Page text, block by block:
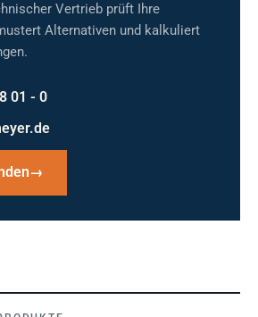
Vertrieb prüft Ihre
Alternativen und kalkuliert
01 - 0
→